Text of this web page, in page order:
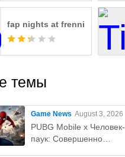
fap nights at frenni
темы
Game News August 3, 2026
PUBG Mobile x Человек-
паук: Совершенно